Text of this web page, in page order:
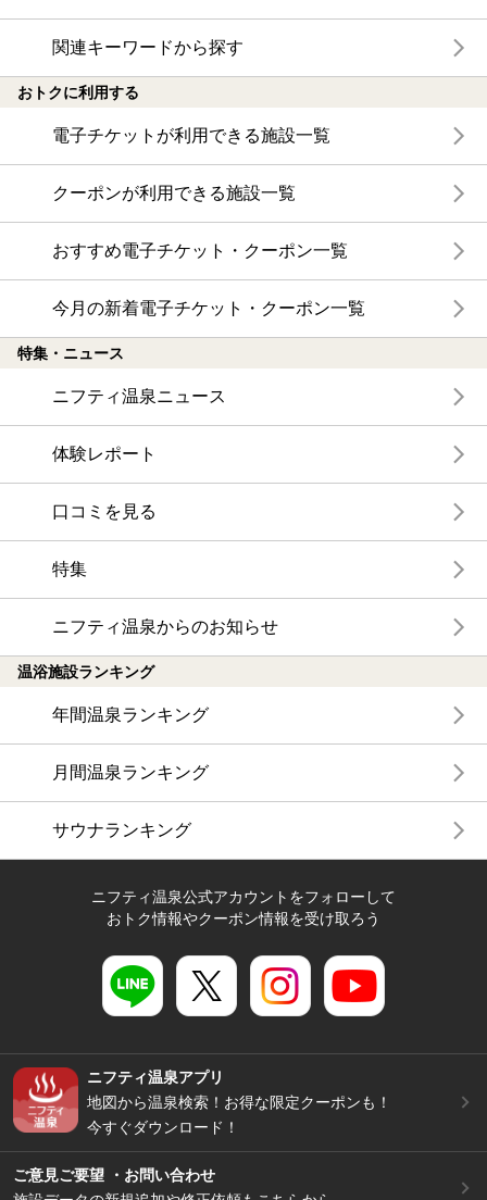
関連キーワードから探す
おトクに利用する
電子チケットが利用できる施設一覧
クーポンが利用できる施設一覧
おすすめ電子チケット・クーポン一覧
今月の新着電子チケット・クーポン一覧
特集・ニュース
ニフティ温泉ニュース
体験レポート
口コミを見る
特集
ニフティ温泉からのお知らせ
温浴施設ランキング
年間温泉ランキング
月間温泉ランキング
サウナランキング
ニフティ温泉公式アカウントをフォローして
おトク情報やクーポン情報を受け取ろう
ニフティ温泉アプリ
地図から温泉検索！お得な限定クーポンも！
今すぐダウンロード！
ご意見ご要望 ・お問い合わせ